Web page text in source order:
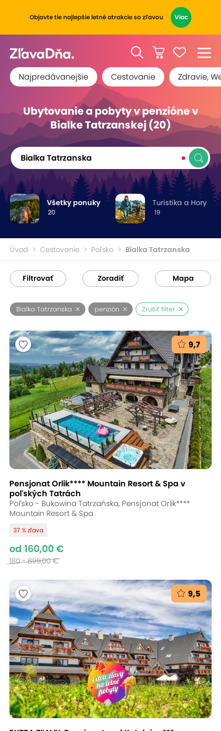
Objavte tie najlepšie letné atrakcie so zľavou Viac
Najpredávanejšie Cestovanie Zdravie,
Ubytovanie a pobyty v penzióne v
Bialke Tatrzanskej (20)
Bialka Tatrzanska
20
Všetky ponuky
19
Turistika a Hory
Úvod Cestovanie Poľsko Bialka Tatrzanska
Filtrovať Zoradiť Mapa
Bialka Tatrzanska penzión Zrušiť filter
9,7
Pensjonat Orlik**** Mountain Resort & Spa v
poľských Tatrách
Poľsko - Bukowina Tatrzańska, Pensjonat Orlik****
Mountain Resort & Spa
37 % zľava
od 160,00 €
180 - 899,00 €
9,5